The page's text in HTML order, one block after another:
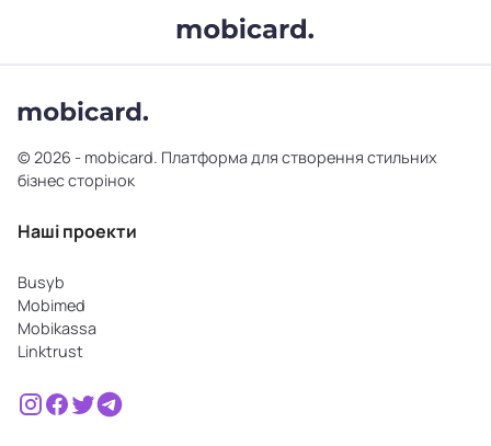
© 2026 - mobicard. Платформа для створення стильних
бізнес сторінок
Наші проекти
Busyb
Mobimed
Mobikassa
Linktrust